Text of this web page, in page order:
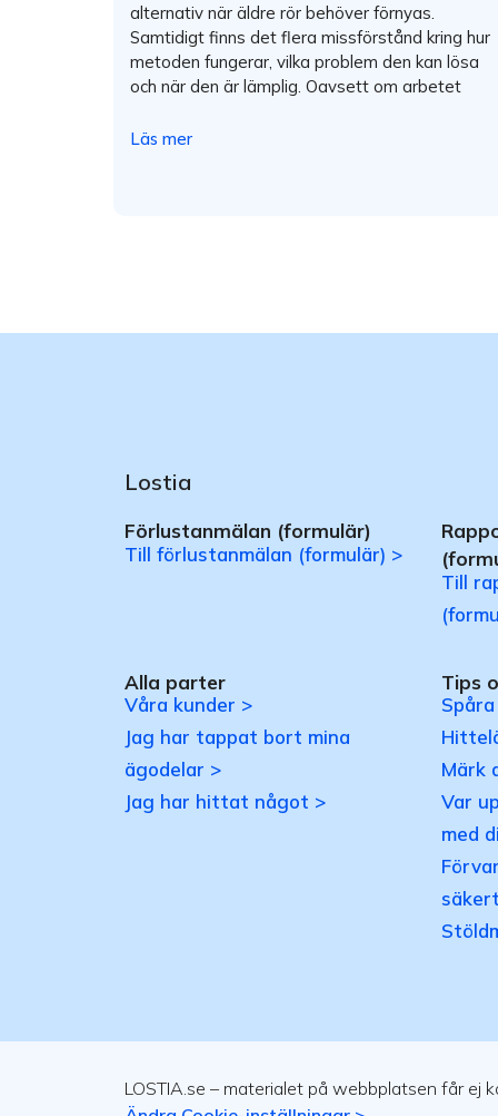
alternativ när äldre rör behöver förnyas.
Samtidigt finns det flera missförstånd kring hur
metoden fungerar, vilka problem den kan lösa
och när den är lämplig. Oavsett om arbetet
Läs mer
Lostia
Förlustanmälan (formulär)
Till förlustanmälan (formulär) >
Till
Alla parter
Våra kunder >
Jag har tappat bort mina
ägodelar >
Jag har hittat något >
Tips
Märk
Var
med
LOSTIA.se – materialet på webbplatsen får ej